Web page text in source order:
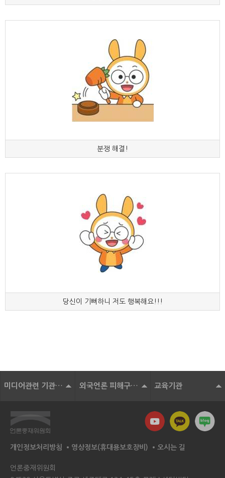
분쟁 해결!
당신이 기뻐하니 저도 행복해요!!!
미디어관련 기관 및 단체 외국언론 피해구제기구 교육기관
개인정보처리방침 영상정보(휴대용보호장비) 오시는 길
언론중재위원회